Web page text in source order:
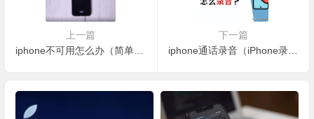
上一篇
iphone不可用怎么办（简单快捷的 3 个删除锁屏方法！）
下一篇
iphone通话录音（iPhone录音的4个方法！）